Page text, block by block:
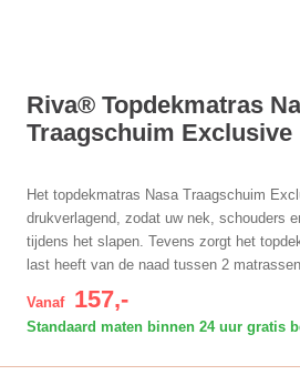
Riva® Topdekmatras
Traagschuim Exclusive
Het topdekmatras Nasa Traagschuim
drukverlagend, zodat uw nek, schouders
tijdens het slapen. Tevens zorgt het
last heeft van de naad tussen 2 matrassen.
Vanaf 157,-
Standaard maten binnen 24 uur gratis